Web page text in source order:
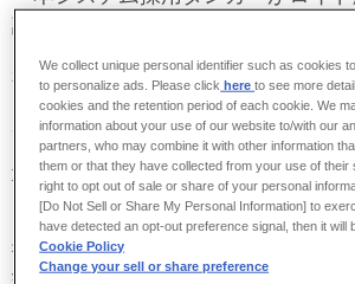
計基本承認を取得～
2019年12月25日
川崎重工は、中型タンカー向けに液化天然ガ
る「LNG二元燃料システム」を開発し、本シ
重機械マリンエンジニアリング株式会社（以
ン）製中型オイルタンカーがロイド船級協会
ら設計基本承認（AiP：Approval in Principle
社が開発した「
外に組み合わせてAiPを取得したのは、本件が
We collect unique personal identifier such as cookies
to personalize ads. Please click hereto see more
cookies and the retention period of each cookie. We
information about your use of our website to/with our
partners, who may combine it with other information
them or that they have collected from your use of their
right to opt out of sale or share of your personal
[Do Not Sell or Share My Personal Information] to
have detected an opt-out preference signal, then it will
Cookie Policy
Change your sell or share preference